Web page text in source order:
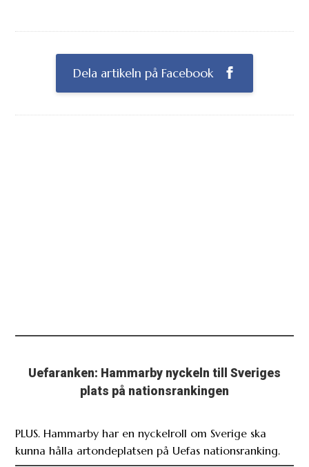
Dela artikeln på Facebook
Uefaranken: Hammarby nyckeln till Sveriges
plats på nationsrankingen
PLUS. Hammarby har en nyckelroll om Sverige ska
kunna hålla artondeplatsen på Uefas nationsranking.